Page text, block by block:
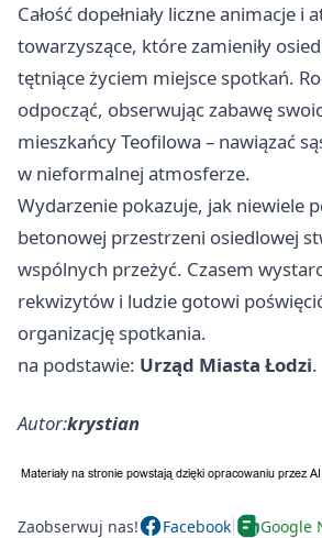
Całość dopełniały liczne animacje i
towarzyszące, które zamieniły
tętniące życiem miejsce spotkań.
odpocząć, obserwując zabawę
mieszkańcy Teofilowa – nawiązać
w nieformalnej atmosferze.
Wydarzenie pokazuje, jak niewiele
betonowej przestrzeni osiedlowej
wspólnych przeżyć. Czasem
rekwizytów i ludzie gotowi
organizację spotkania.
na podstawie: Urząd Miasta Łodzi.
Autor:krystian
Zaobserwuj nas! Facebook Google